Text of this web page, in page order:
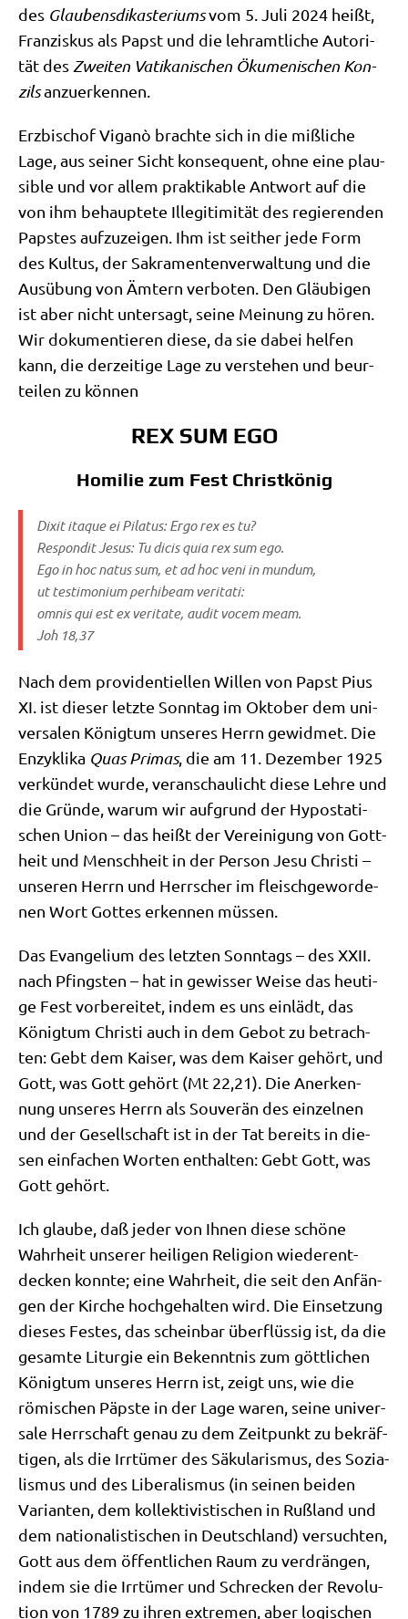
des Glau­bens­dik­aste­ri­umsvom 5. Juli 2024 heißt,
Fran­zis­kus als Papst und die lehr­amt­li­che Auto­ri­
tät desZwei­ten Vati­ka­ni­schen Öku­me­ni­schen Kon­
zilsanzuerkennen.
Erz­bi­schof Viganò brach­te sich in die miß­li­che
Lage, aus sei­ner Sicht kon­se­quent, ohne eine plau­
si­ble und vor allem prak­ti­ka­ble Ant­wort auf die
von ihm behaup­te­te Ille­gi­ti­mi­tät des regie­ren­den
Pap­stes auf­zu­zei­gen. Ihm ist seit­her jede Form
des Kul­tus, der Sakra­men­ten­ver­wal­tung und die
Aus­übung von Ämtern ver­bo­ten. Den Gläu­bi­gen
ist aber nicht unter­sagt, sei­ne Mei­nung zu hören.
Wir doku­men­tie­ren die­se, da sie dabei hel­fen
kann, die der­zei­ti­ge Lage zu ver­ste­hen und beur­
tei­len zu können
REX SUM EGO
Homilie zum Fest Christkönig
Dixit itaque ei Pila­tus: Ergo rex es tu?
Respon­dit Jesus: Tu dicis quia rex sum ego.
Ego in hoc natus sum, et ad hoc veni in mund­um,
ut testi­mo­ni­um per­hi­beam veri­ta­ti:
omnis qui est ex veri­ta­te, audit vocem meam.
Joh 18,37
Nach dem pro­vi­den­ti­el­len Wil­len von Papst Pius
XI. ist die­ser letz­te Sonn­tag im Okto­ber dem uni­
ver­sa­len König­tum unse­res Herrn gewid­met. Die
Enzy­kli­ka Quas Pri­mas, die am 11. Dezem­ber 1925
ver­kün­det wur­de, ver­an­schau­licht die­se Leh­re und
die Grün­de, war­um wir auf­grund der Hypo­sta­ti­
schen Uni­on – das heißt der Ver­ei­ni­gung von Gott­
heit und Mensch­heit in der Per­son Jesu Chri­sti –
unse­ren Herrn und Herr­scher im fleisch­ge­wor­de­
nen Wort Got­tes erken­nen müssen.
Das Evan­ge­li­um des letz­ten Sonn­tags – des XXII.
nach Pfing­sten – hat in gewis­ser Wei­se das heu­ti­
ge Fest vor­be­rei­tet, indem es uns ein­lädt, das
König­tum Chri­sti auch in dem Gebot zu betrach­
ten: Gebt dem Kai­ser, was dem Kai­ser gehört, und
Gott, was Gott gehört (Mt 22,21). Die Aner­ken­
nung unse­res Herrn als Sou­ve­rän des ein­zel­nen
und der Gesell­schaft ist in der Tat bereits in die­
sen ein­fa­chen Wor­ten ent­hal­ten: Gebt Gott, was
Gott gehört.
Ich glau­be, daß jeder von Ihnen die­se schö­ne
Wahr­heit unse­rer hei­li­gen Reli­gi­on wie­der­ent­
decken konn­te; eine Wahr­heit, die seit den Anfän­
gen der Kir­che hoch­ge­hal­ten wird. Die Ein­set­zung
die­ses Festes, das schein­bar über­flüs­sig ist, da die
gesam­te Lit­ur­gie ein Bekennt­nis zum gött­li­chen
König­tum unse­res Herrn ist, zeigt uns, wie die
römi­schen Päp­ste in der Lage waren, sei­ne uni­ver­
sa­le Herr­schaft genau zu dem Zeit­punkt zu bekräf­
ti­gen, als die Irr­tü­mer des Säku­la­ris­mus, des Sozia­
lis­mus und des Libe­ra­lis­mus (in sei­nen bei­den
Vari­an­ten, dem kol­lek­ti­vi­sti­schen in Ruß­land und
dem natio­na­li­sti­schen in Deutsch­land) ver­such­ten,
Gott aus dem öffent­li­chen Raum zu ver­drän­gen,
indem sie die Irr­tü­mer und Schrecken der Revo­lu­
ti­on von 1789 zu ihren extre­men, aber logi­schen